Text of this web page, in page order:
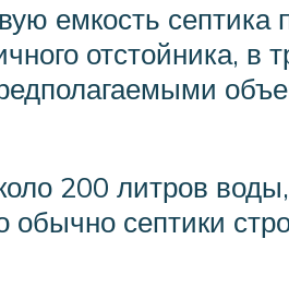
емкость септика
отстойника, в
200 литров
септики